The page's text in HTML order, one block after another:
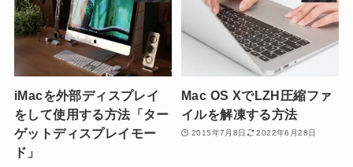
iMacを外部ディスプレイ
をして使用する方法「ター
ゲットディスプレイモー
ド」
Mac OS XでLZH圧縮ファ
イルを解凍する方法
2015年7月8日 2022年6月28日